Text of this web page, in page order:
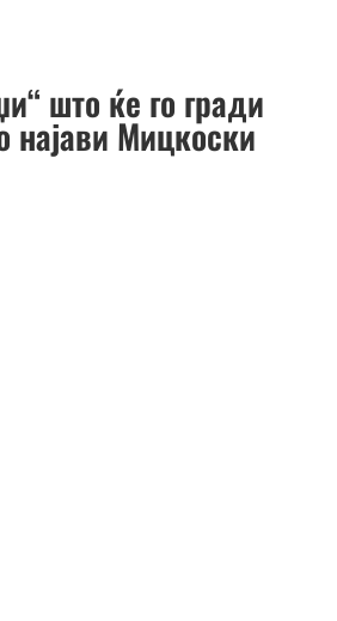
што ќе го гради
најави Мицкоски